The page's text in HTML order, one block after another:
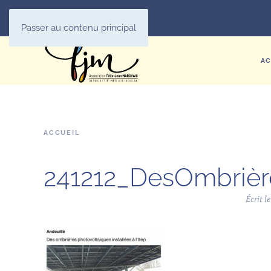
Passer au contenu principal
ACCUEIL
Écrit